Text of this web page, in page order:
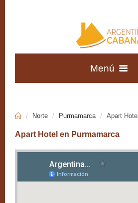
Tilcara
Vaqueros
Patagonia
Menú
Cabañas
Apart Hoteles
Norte Purmamarca Apart Hotel
Apart Hotel en Purmamarca